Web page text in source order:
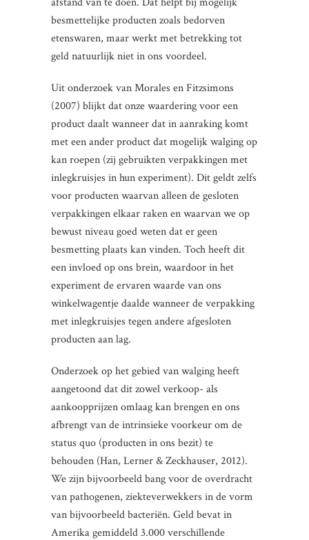
besmettelijke producten zoals bedorven
etenswaren, maar werkt met betrekking tot
geld natuurlijk niet in ons voordeel.
Uit onderzoek van Morales en Fitzsimons
(2007) blijkt dat onze waardering voor een
product daalt wanneer dat in aanraking komt
met een ander product dat mogelijk walging op
kan roepen (zij gebruikten verpakkingen met
inlegkruisjes in hun experiment). Dit geldt zelfs
voor producten waarvan alleen de gesloten
verpakkingen elkaar raken en waarvan we op
bewust niveau goed weten dat er geen
besmetting plaats kan vinden. Toch heeft dit
een invloed op ons brein, waardoor in het
experiment de ervaren waarde van ons
winkelwagentje daalde wanneer de verpakking
met inlegkruisjes tegen andere afgesloten
producten aan lag.
Onderzoek op het gebied van walging heeft
aangetoond dat dit zowel verkoop- als
aankoopprijzen omlaag kan brengen en ons
afbrengt van de intrinsieke voorkeur om de
status quo (producten in ons bezit) te
behouden (Han, Lerner & Zeckhauser, 2012).
We zijn bijvoorbeeld bang voor de overdracht
van pathogenen, ziekteverwekkers in de vorm
van bijvoorbeeld bacteriën. Geld bevat in
Amerika gemiddeld 3.000 verschillende